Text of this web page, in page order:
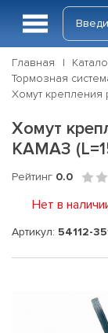
Главная
Тормозная
Хомут крепления
Хомут
КАМАЗ
Рейтинг 0.0
Нет в
Артикул: 54112-